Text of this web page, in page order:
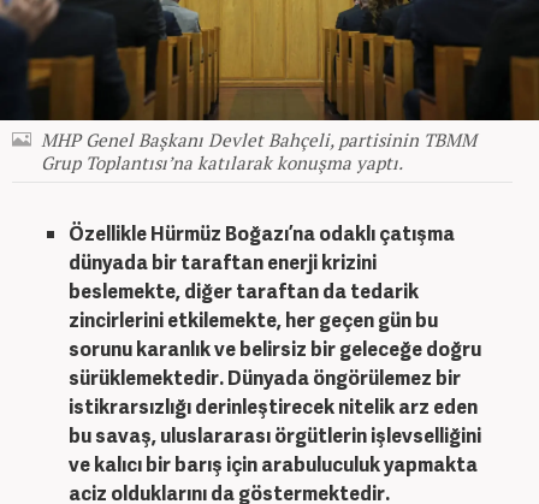
MHP Genel Başkanı Devlet Bahçeli, partisinin TBMM
Grup Toplantısı’na katılarak konuşma yaptı.
Özellikle Hürmüz Boğazı’na odaklı çatışma
dünyada bir taraftan enerji krizini
beslemekte, diğer taraftan da tedarik
zincirlerini etkilemekte, her geçen gün bu
sorunu karanlık ve belirsiz bir geleceğe doğru
sürüklemektedir. Dünyada öngörülemez bir
istikrarsızlığı derinleştirecek nitelik arz eden
bu savaş, uluslararası örgütlerin işlevselliğini
ve kalıcı bir barış için arabuluculuk yapmakta
aciz olduklarını da göstermektedir.